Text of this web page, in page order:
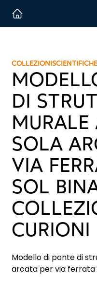
COLLEZIONISCIENTIFICHE
DI
SOLA
VIA
SOL
CURIONI
Modello di ponte di
arcata per via ferrata